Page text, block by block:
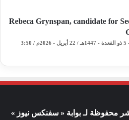
Rebeca Grynspan, candidate for
الأربعاء - 5 ذو القعدة - 1447هـ / 22 أبريل - 2026م / 3:50
محفوظة لـ بوابة « سفنكس نيوز »